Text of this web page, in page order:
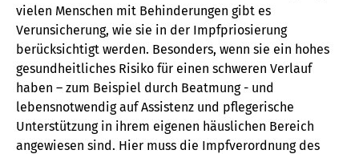
vielen Menschen mit Behinderungen gibt es
Verunsicherung, wie sie in der Impfpriosierung
berücksichtigt werden. Besonders, wenn sie ein hohes
gesundheitliches Risiko für einen schweren Verlauf
haben – zum Beispiel durch Beatmung - und
lebensnotwendig auf Assistenz und pflegerische
Unterstützung in ihrem eigenen häuslichen Bereich
angewiesen sind. Hier muss die Impfverordnung des